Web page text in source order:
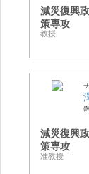
減災復興
策専攻
教授
減災復興
策専攻
准教授